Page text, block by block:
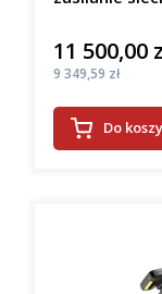
Cena
11 500,00
Cena
9 349,59 zł
Do